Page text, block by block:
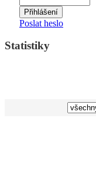
Poslat heslo
Statistiky